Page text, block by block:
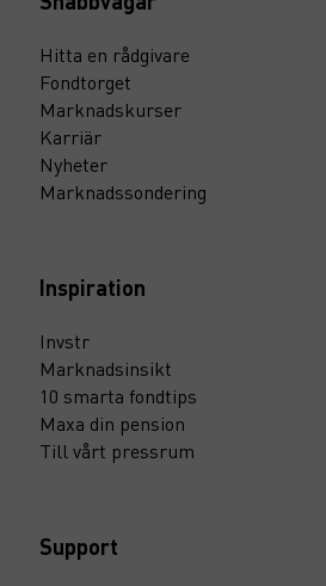
Hitta en rådgivare
Fondtorget
Marknadskurser
Karriär
Nyheter
Marknadssondering
Inspiration
Invstr
Marknadsinsikt
10 smarta fondtips
Maxa din pension
Till vårt pressrum
Support